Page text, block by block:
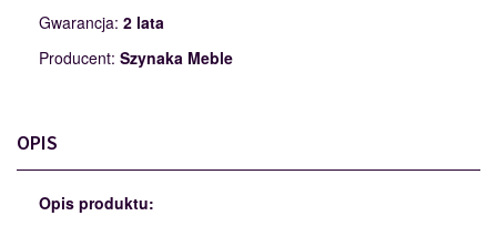
Gwarancja: 2 lata
Producent: Szynaka Meble
OPIS
Opis produktu: